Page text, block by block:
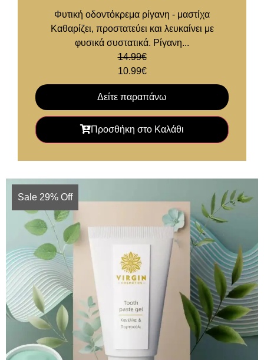
Φυτική οδοντόκρεμα ρίγανη - μαστίχα
Καθαρίζει, προστατεύει και λευκαίνει με
φυσικά συστατικά. Ρίγανη...
14.99€
10.99€
Δείτε παραπάνω
Προσθήκη στο Καλάθι
Sale 29% Off